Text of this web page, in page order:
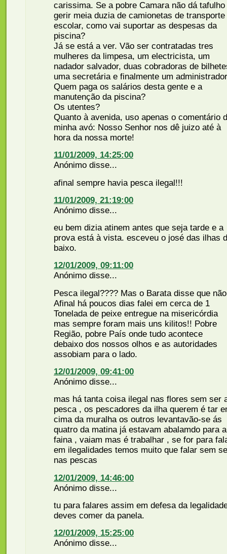
carissima. Se a pobre Camara não dá tafulho
gerir meia duzia de camionetas de transporte
escolar, como vai suportar as despesas da
piscina?
Já se está a ver. Vão ser contratadas tres
mulheres da limpesa, um electricista, um
nadador salvador, duas cobradoras de
uma secretária e finalmente um
Quem paga os salários desta gente e a
manutenção da piscina?
Os utentes?
Quanto à avenida, uso apenas o comentário
minha avó: Nosso Senhor nos dê juizo até à
hora da nossa morte!
11/01/2009, 14:25:00
Anónimo disse...
afinal sempre havia pesca ilegal!!!
11/01/2009, 21:19:00
Anónimo disse...
eu bem dizia atinem antes que seja tarde e a
prova está à vista. esceveu o josé das ilhas
baixo.
12/01/2009, 09:11:00
Anónimo disse...
Pesca ilegal???? Mas o Barata disse que
Afinal há poucos dias falei em cerca de 1
Tonelada de peixe entregue na misericórdia
mas sempre foram mais uns kilitos!! Pobre
Região, pobre País onde tudo acontece
debaixo dos nossos olhos e as autoridades
assobiam para o lado.
12/01/2009, 09:41:00
Anónimo disse...
mas há tanta coisa ilegal nas flores sem ser
pesca , os pescadores da ilha querem é tar
cima da muralha os outros levantavão-se ás
quatro da matina já estavam abalamdo para a
faina , vaiam mas é trabalhar , se for para
em ilegalidades temos muito que falar sem
nas pescas
12/01/2009, 14:46:00
Anónimo disse...
tu para falares assim em defesa da
deves comer da panela.
12/01/2009, 15:25:00
Anónimo disse...